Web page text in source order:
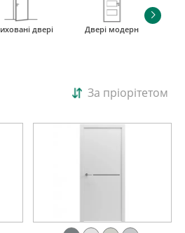
двері Двері модерн
За пріорітетом